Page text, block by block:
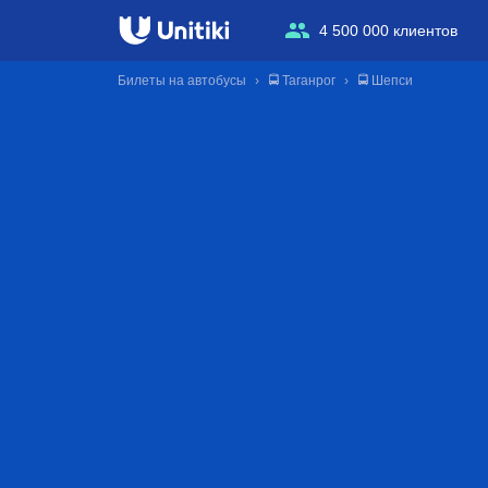
4 500 000 клиентов
Билеты на автобусы 🚍 Таганрог 🚍 Шепси